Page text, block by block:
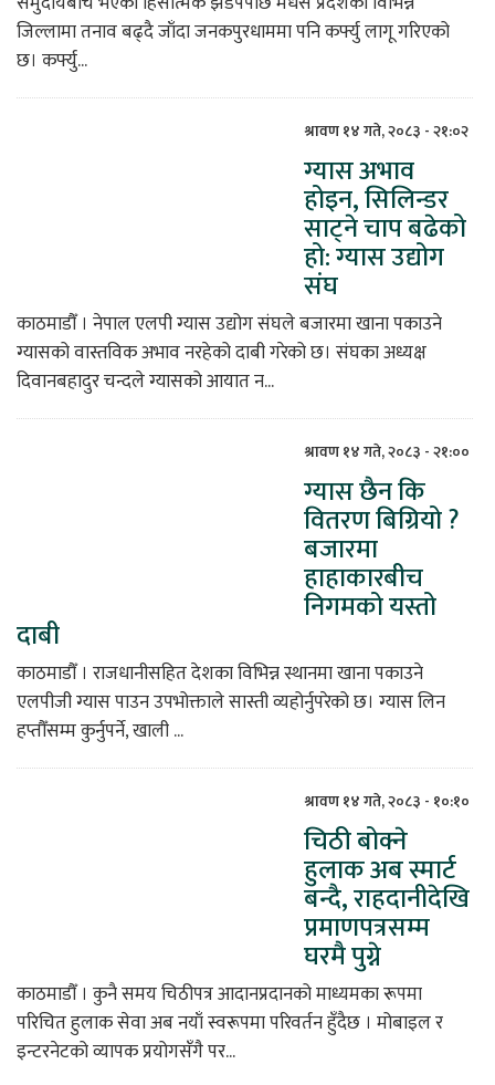
जिल्लामा तनाव बढ्दै जाँदा जनकपुरधाममा पनि कर्फ्यु लागू गरिएको
छ। कर्फ्यु...
श्रावण १४ गते, २०८३ - २१:०२
ग्यास अभाव
होइन, सिलिन्डर
साट्ने चाप बढेको
हो: ग्यास उद्योग
संघ
काठमाडौँ । नेपाल एलपी ग्यास उद्योग संघले बजारमा खाना पकाउने
ग्यासको वास्तविक अभाव नरहेको दाबी गरेको छ। संघका अध्यक्ष
दिवानबहादुर चन्दले ग्यासको आयात न...
श्रावण १४ गते, २०८३ - २१:००
ग्यास छैन कि
वितरण बिग्रियो ?
बजारमा
हाहाकारबीच
निगमको यस्तो
दाबी
काठमाडौँ । राजधानीसहित देशका विभिन्न स्थानमा खाना पकाउने
एलपीजी ग्यास पाउन उपभोक्ताले सास्ती व्यहोर्नुपरेको छ। ग्यास लिन
हप्तौँसम्म कुर्नुपर्ने, खाली ...
श्रावण १४ गते, २०८३ - १०:१०
चिठी बोक्ने
हुलाक अब स्मार्ट
बन्दै, राहदानीदेखि
प्रमाणपत्रसम्म
घरमै पुग्ने
काठमाडौँ । कुनै समय चिठीपत्र आदानप्रदानको माध्यमका रूपमा
परिचित हुलाक सेवा अब नयाँ स्वरूपमा परिवर्तन हुँदैछ । मोबाइल र
इन्टरनेटको व्यापक प्रयोगसँगै पर...